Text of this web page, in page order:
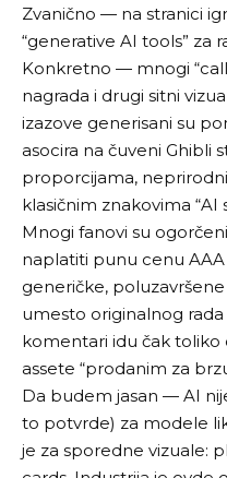
Zvanično — na stranici
“generative AI tools” za
Konkretno — mnogi
nagrada i drugi sitni
izazove generisani su
asocira na čuveni Ghibli
proporcijama,
klasičnim znakovima “AI
Mnogi fanovi su
naplatiti punu cenu
generičke,
umesto originalnog
komentari idu čak toliko
assete “prodanim za
Da budem jasan — AI
to potvrde) za modele
je za sporedne vizuale: